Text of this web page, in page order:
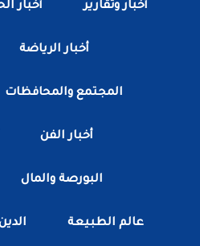
أخبار وتقارير أخبار
أخبار الرياضة
المجتمع والمحافظات
أخبار الفن
البورصة والمال
عالم الطبيعة